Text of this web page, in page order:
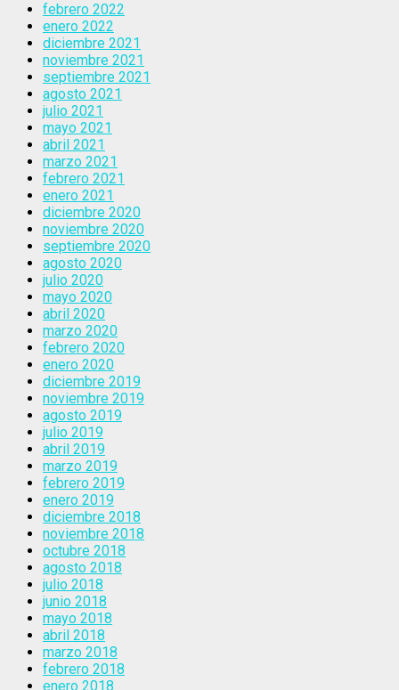
febrero 2022
enero 2022
diciembre 2021
noviembre 2021
septiembre 2021
agosto 2021
julio 2021
mayo 2021
abril 2021
marzo 2021
febrero 2021
enero 2021
diciembre 2020
noviembre 2020
septiembre 2020
agosto 2020
julio 2020
mayo 2020
abril 2020
marzo 2020
febrero 2020
enero 2020
diciembre 2019
noviembre 2019
agosto 2019
julio 2019
abril 2019
marzo 2019
febrero 2019
enero 2019
diciembre 2018
noviembre 2018
octubre 2018
agosto 2018
julio 2018
junio 2018
mayo 2018
abril 2018
marzo 2018
febrero 2018
enero 2018